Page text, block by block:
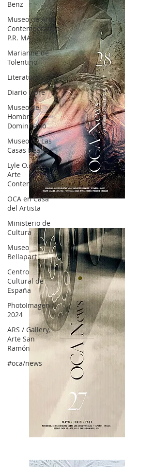
Benz
Museo de Arte
Contemporáneo
P.R. MA
Marianne de
Tolentino
Literatura
Diario Libre
Museo del
Hombre
Dominicano
Museo de Las
Casas Reales
Lyle O. Reitzel
Arte
Contemporáneo
OCA en Casa
del Artista
Ministerio de
Cultura
Museo
Bellapart
Centro
Cultural de
España
PhotoImagen
2024
ARS / Gallery,
Arte San
Ramón
#oca/news
OCA|News 28 / Julio-Agosto-Septiembre, 2023